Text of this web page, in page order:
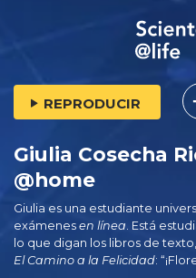
REPRODUCIR
Giulia Cosecha
@home
Giulia es una estudiante
exámenes en línea . Está
lo que digan los libros de
El Camino a la Felicidad: